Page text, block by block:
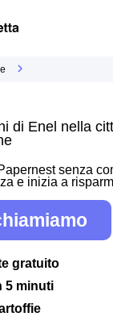
di Enel nella
senza
e inizia a
gratuito
5 minuti